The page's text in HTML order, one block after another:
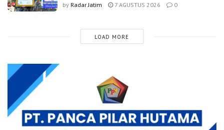
by Radar Jatim 7 AGUSTUS 2026 0
LOAD MORE